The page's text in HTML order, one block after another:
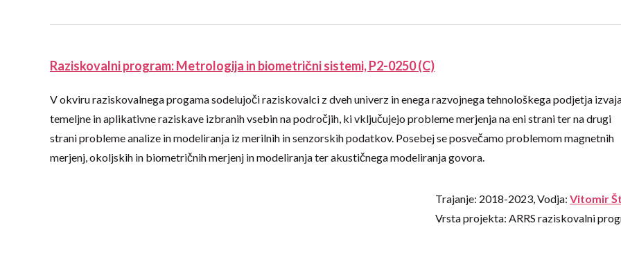
Raziskovalni program: Metrologija in biometrični sistemi, P2-0250 (C)
V okviru raziskovalnega progama sodelujoči raziskovalci z dveh univerz in enega razvojnega tehnološkega podjetja
temeljne in aplikativne raziskave izbranih vsebin na področjih, ki vključujejo probleme merjenja na eni strani ter na drugi
strani probleme analize in modeliranja iz merilnih in senzorskih podatkov. Posebej se posvečamo problemom magnetnih
merjenj, okoljskih in biometričnih merjenj in modeliranja ter akustičnega modeliranja govora.
Trajanje: 2018-2023, Vodja: Vitomir
Vrsta projekta: ARRS raziskovalni